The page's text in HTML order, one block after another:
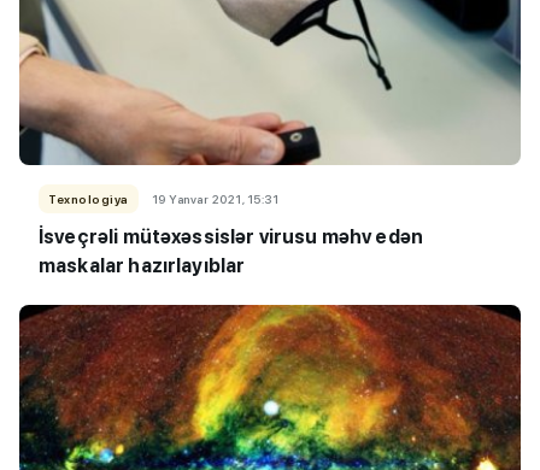
Texnologiya 19 Yanvar 2021, 15:31
İsveçrəli mütəxəssislər virusu məhv edən
maskalar hazırlayıblar